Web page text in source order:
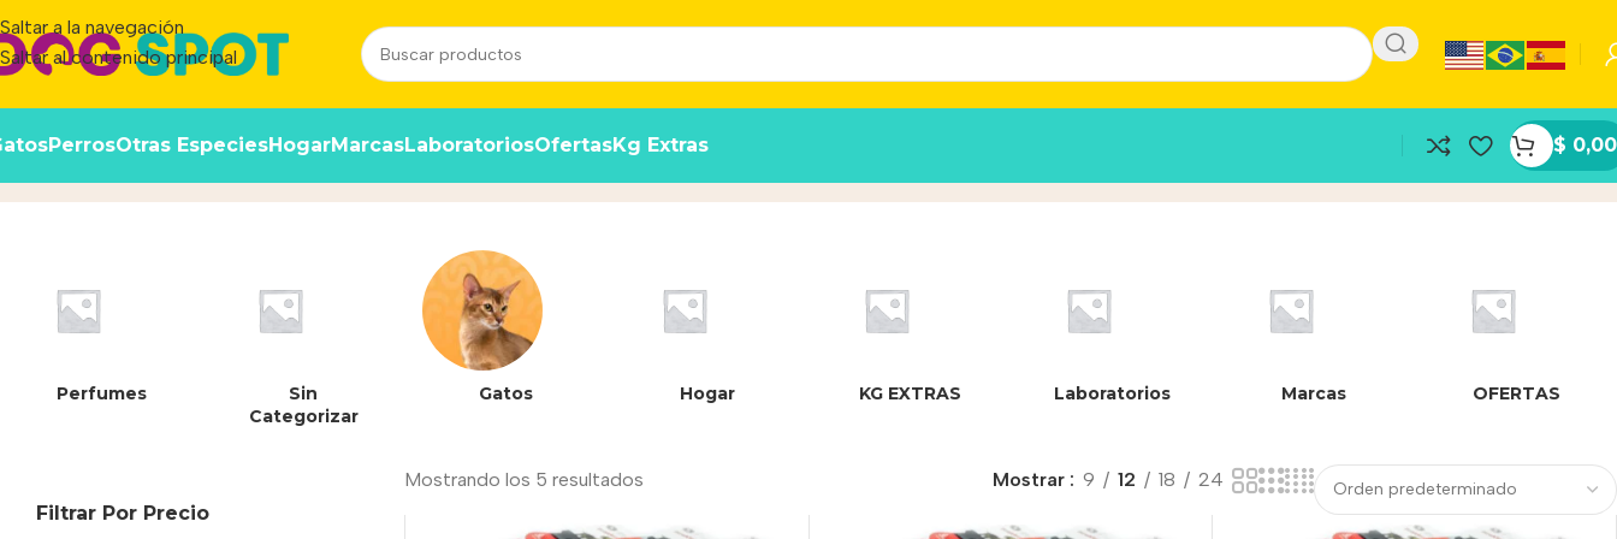
Saltar a la navegación
Saltar al contenido principal
PerrosOtras EspeciesHogarMarcasLaboratoriosOfertasKg Extras $ 0,00
Premium Professional Fast Lock
Perfumes
Sin
Categorizar
Gatos Hogar KG EXTRAS Laboratorios Marcas OFERTAS
Filtrar Por Precio
Mostrando los 5 resultados Mostrar 9 12 18 24